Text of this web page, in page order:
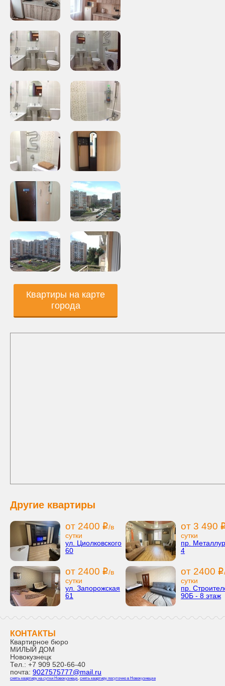
Квартиры на карте
города
Другие квартиры
от 2400 i/в
сутки
ул. Циолковского
60
от 3 490
сутки
пр.
4
от 2400 i/в
сутки
ул. Запорожская
61
от 2400 i
сутки
пр.
90Б - 8 этаж
КОНТАКТЫ
Квартирное бюро
МИЛЫЙ ДОМ
Новокузнецк
Тел.: +7 909 520-66-40
почта: 9027575777@mail.ru
снять квартиру на сутки Новокузнецк, снять квартиру посуточно в Новокузнецке